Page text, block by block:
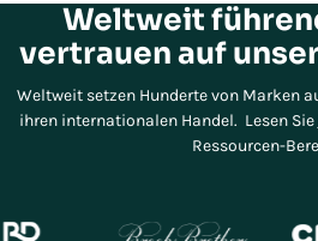
Weltweit
vertrauen auf
Weltweit setzen Hunderte von Marken
ihren internationalen Handel. Lesen Sie
Ressourcen-